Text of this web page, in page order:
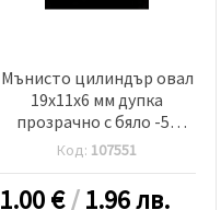
Мънисто цилиндър овал
19x11x6 мм дупка
прозрачно с бяло -50
грама
Код: 107551
1.00€/1.96 лв.